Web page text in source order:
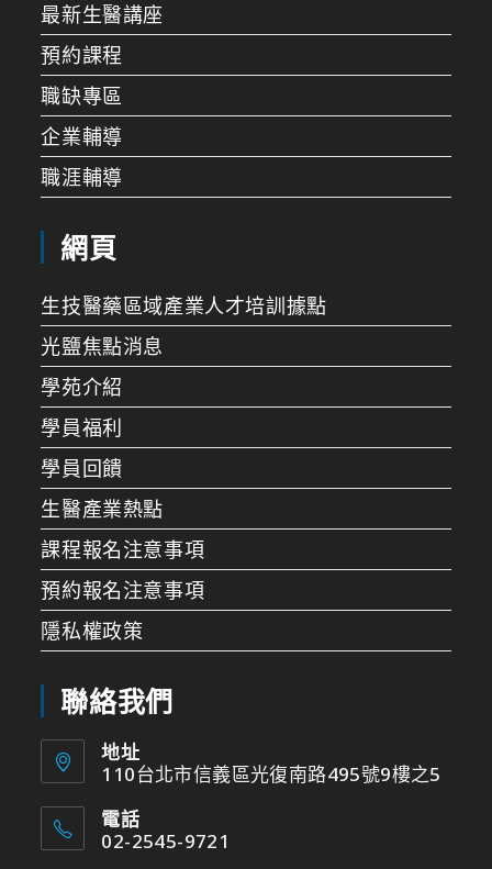
最新生醫講座
預約課程
職缺專區
企業輔導
職涯輔導
網頁
生技醫藥區域產業人才培訓據點
光鹽焦點消息
學苑介紹
學員福利
學員回饋
生醫產業熱點
課程報名注意事項
預約報名注意事項
隱私權政策
聯絡我們
地址
110台北市信義區光復南路495號9樓之5
電話
02-2545-9721